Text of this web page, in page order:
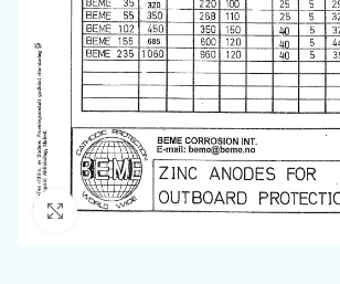
Klikk for å zoome